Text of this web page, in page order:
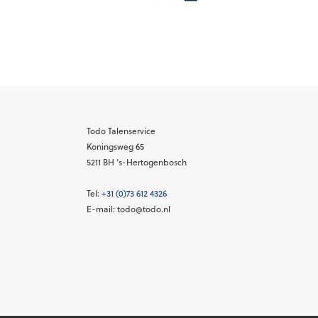
Todo Talenservice
Koningsweg 65
5211 BH ‘s-Hertogenbosch
Tel: +31 (0)73 612 4326
E-mail: todo@todo.nl